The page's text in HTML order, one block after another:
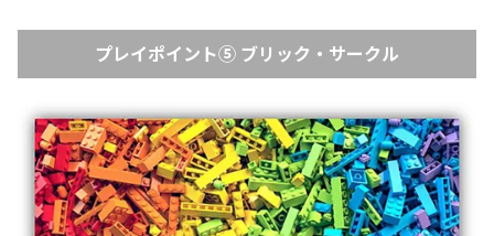
プレイポイント⑤ ブリック・サークル